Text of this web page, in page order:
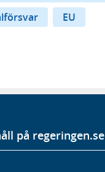
EU
på regeringen.se